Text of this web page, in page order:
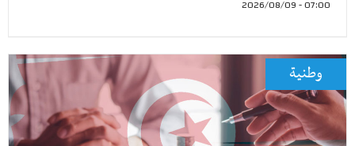
07:00 - 2026/08/09
وطنية